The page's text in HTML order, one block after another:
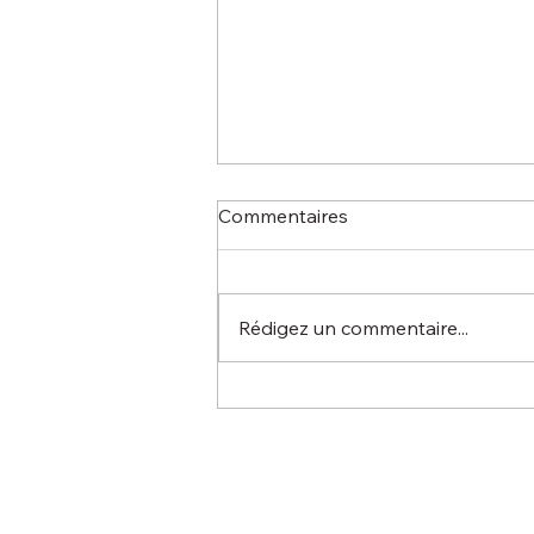
Commentaires
Rédigez un commentaire...